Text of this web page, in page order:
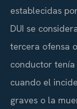
establecidas
DUI se
tercera ofensa
conductor
cuando el
graves o la